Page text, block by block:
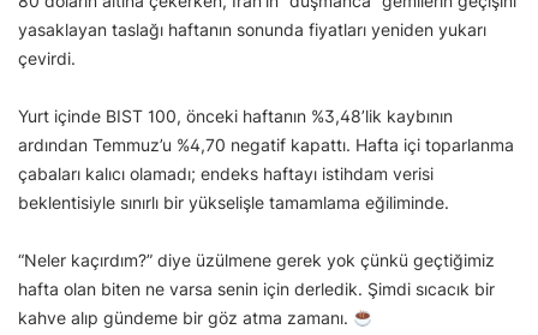
yasaklayan taslağı haftanın sonunda fiyatları yeniden yukarı
çevirdi.
Yurt içinde BIST 100, önceki haftanın %3,48’lik kaybının
ardından Temmuz’u %4,70 negatif kapattı. Hafta içi toparlanma
çabaları kalıcı olamadı; endeks haftayı istihdam verisi
beklentisiyle sınırlı bir yükselişle tamamlama eğiliminde.
“Neler kaçırdım?” diye üzülmene gerek yok çünkü geçtiğimiz
hafta olan biten ne varsa senin için derledik. Şimdi sıcacık bir
kahve alıp gündeme bir göz atma zamanı.